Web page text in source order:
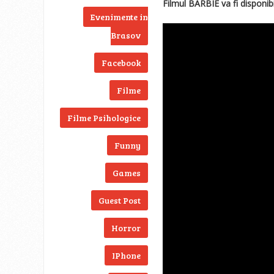
Evenimente in
Brasov
Facebook
Filme
Filme Psihologice
Funny
Games
Guest Post
Horror
IPhone
Filmul BARBIE va fi